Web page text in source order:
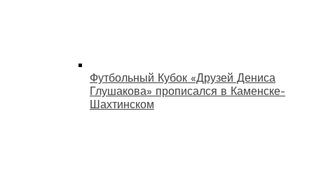
Футбольный Кубок «Друзей Дениса
Глушакова» прописался в Каменске-
Шахтинском